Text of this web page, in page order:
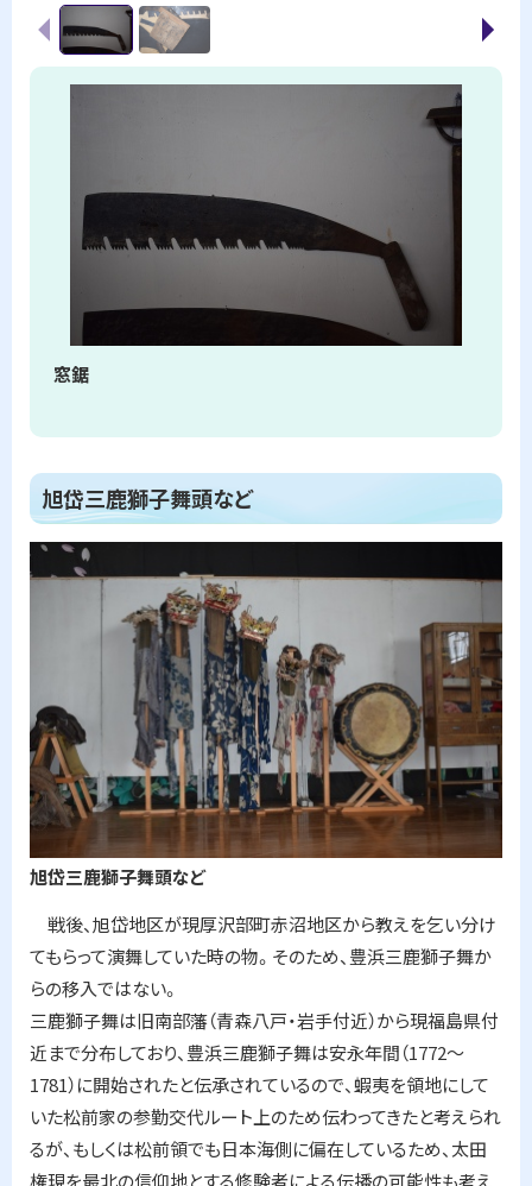
像
ス
次へ
窓鋸
ト
ッ
プ
に
旭岱三鹿獅子舞頭など
旭岱三鹿獅子舞頭など
戦後、旭岱地区が現厚沢部町赤沼地区から教えを乞い分け
てもらって演舞していた時の物。そのため、豊浜三鹿獅子舞か
らの移入ではない。
三鹿獅子舞は旧南部藩（青森八戸・岩手付近）から現福島県付
近まで分布しており、豊浜三鹿獅子舞は安永年間（1772～
1781）に開始されたと伝承されているので、蝦夷を領地にして
いた松前家の参勤交代ルート上のため伝わってきたと考えられ
るが、もしくは松前領でも日本海側に偏在しているため、太田
権現を最北の信仰地とする修験者による伝播の可能性も考え